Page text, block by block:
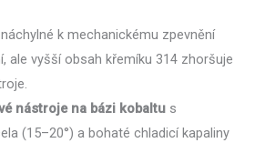
k mechanickému zpevnění
ale vyšší obsah křemíku 314 zhoršuje
nástroje na bázi kobaltu s
(15–20°) a bohaté chladicí kapaliny